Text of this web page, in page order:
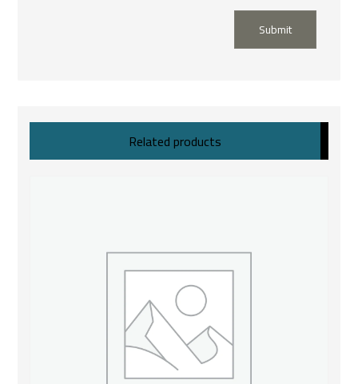
Submit
Related products